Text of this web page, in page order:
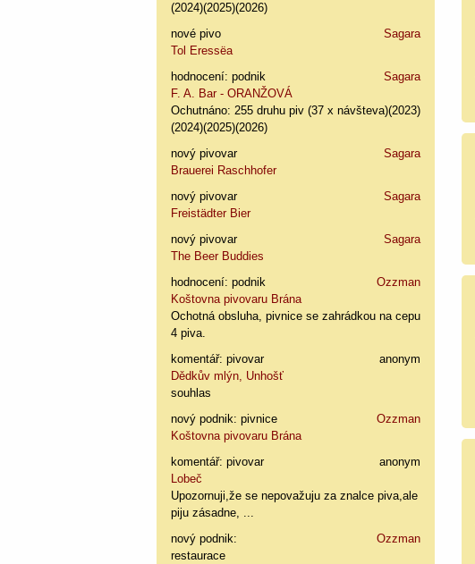
(2024)(2025)(2026)
nové pivo
Sagara
Tol Eressëa
hodnocení: podnik
Sagara
F. A. Bar - ORANŽOVÁ
Ochutnáno: 255 druhu piv (37 x návšteva)(2023)
(2024)(2025)(2026)
nový pivovar
Sagara
Brauerei Raschhofer
nový pivovar
Sagara
Freistädter Bier
nový pivovar
Sagara
The Beer Buddies
hodnocení: podnik
Ozzman
Koštovna pivovaru Brána
Ochotná obsluha, pivnice se zahrádkou na cepu
4 piva.
komentář: pivovar
anonym
Dědkův mlýn, Unhošť
souhlas
nový podnik: pivnice
Ozzman
Koštovna pivovaru Brána
komentář: pivovar
anonym
Lobeč
Upozornuji,že se nepovažuju za znalce piva,ale
piju zásadne, ...
nový podnik:
restaurace
Ozzman